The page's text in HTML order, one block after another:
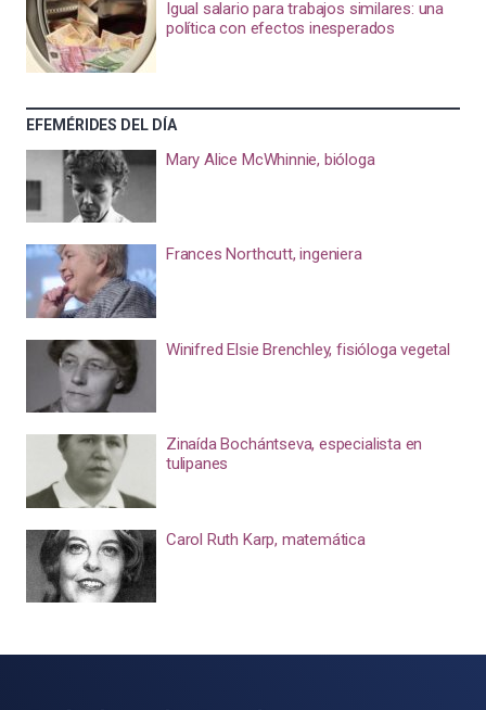
Igual salario para trabajos similares: una
política con efectos inesperados
EFEMÉRIDES DEL DÍA
Mary Alice McWhinnie, bióloga
Frances Northcutt, ingeniera
Winifred Elsie Brenchley, fisióloga vegetal
Zinaída Bochántseva, especialista en
tulipanes
Carol Ruth Karp, matemática